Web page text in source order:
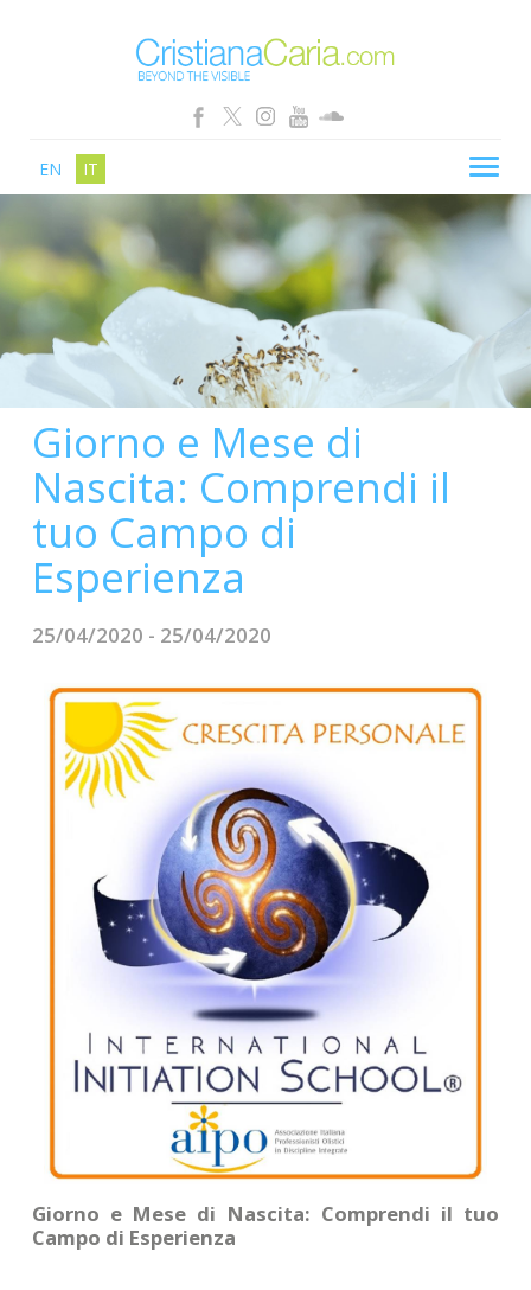
EN IT
CRISTIANA CARIA
BLOG
PERCORSI
SCHOOL
SHOP
SEMINARI
NEWS
CONTATTI
Giorno e Mese di
Nascita: Comprendi il
tuo Campo di
Esperienza
25/04/2020 - 25/04/2020
Giorno e Mese di Nascita: Comprendi il tuo
Campo di Esperienza